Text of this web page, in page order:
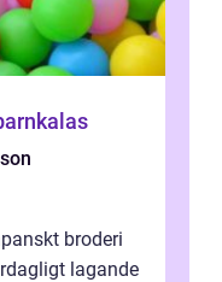
broderi
lagande